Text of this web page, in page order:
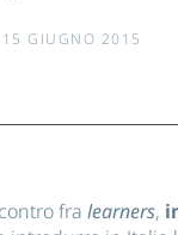
15 GIUGNO 2015
fra learners,